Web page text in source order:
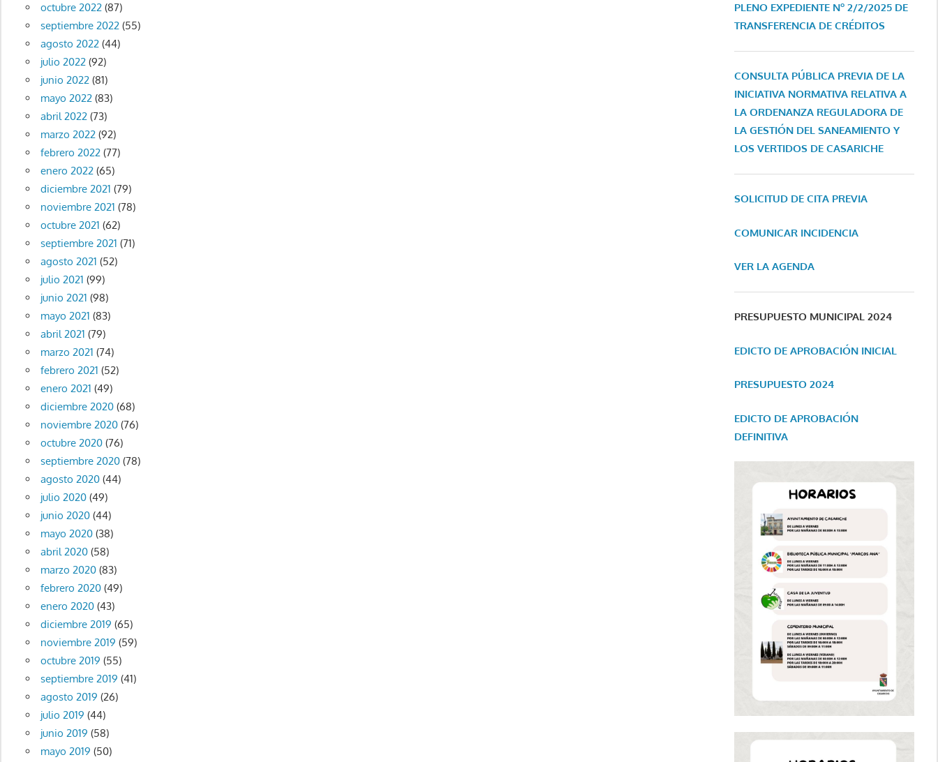
octubre 2022(87)
septiembre 2022(55)
agosto 2022(44)
julio 2022(92)
junio 2022(81)
mayo 2022(83)
abril 2022(73)
marzo 2022(92)
febrero 2022(77)
enero 2022(65)
diciembre 2021 (79)
noviembre 2021 (78)
octubre 2021 (62)
septiembre 2021 (71)
agosto 2021 (52)
julio 2021 (99)
junio 2021 (98)
mayo 2021 (83)
abril 2021 (79)
marzo 2021 (74)
febrero 2021 (52)
enero 2021 (49)
diciembre 2020(68)
noviembre 2020(76)
octubre 2020(76)
septiembre 2020(78)
agosto 2020(44)
julio 2020(49)
junio 2020(44)
mayo 2020(38)
abril 2020(58)
marzo 2020(83)
febrero 2020(49)
enero 2020(43)
diciembre 2019 (65)
noviembre 2019 (59)
octubre 2019 (55)
septiembre 2019 (41)
agosto 2019 (26)
julio 2019 (44)
junio 2019 (58)
mayo 2019 (50)
PLENO EXPEDIENTE Nº 2/2/2025 DE
TRANSFERENCIA DE CRÉDITOS
CONSULTA PÚBLICA PREVIA DE LA
INICIATIVA NORMATIVA RELATIVA A
LA ORDENANZA REGULADORA DE
LA GESTIÓN DEL SANEAMIENTO Y
LOS VERTIDOS DE CASARICHE
SOLICITUD DE CITA PREVIA
COMUNICAR INCIDENCIA
VER LA AGENDA
PRESUPUESTO MUNICIPAL 2024
EDICTO DE APROBACIÓN INICIAL
PRESUPUESTO 2024
EDICTO DE APROBACIÓN
DEFINITIVA